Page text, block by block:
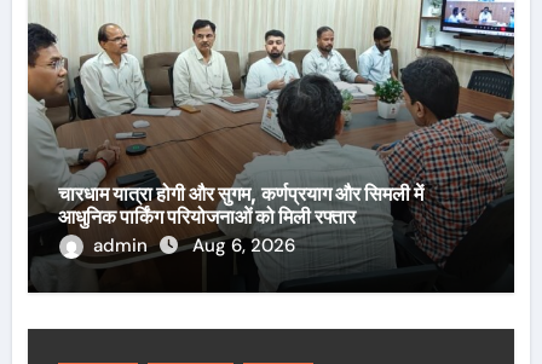
चारधाम यात्रा होगी और सुगम, कर्णप्रयाग और सिमली में
आधुनिक पार्किंग परियोजनाओं को मिली रफ्तार
admin
Aug 6, 2026